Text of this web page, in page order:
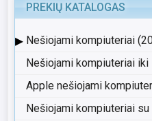
PREKIŲ KATALOGAS
▸ Nešiojami kompiuteriai
Nešiojami kompiuteriai iki
Apple nešiojami
Nešiojami kompiuteriai